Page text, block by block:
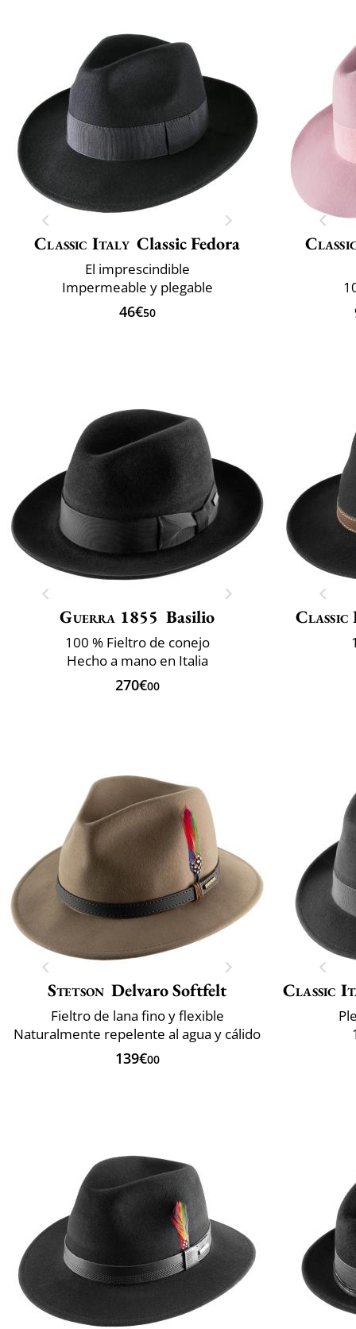
Consejos morfo
Classic Italy Classic Fedora
El imprescindible
Impermeable y plegable
46€50
Guerra 1855 Basilio
100 % Fieltro de conejo
Hecho a mano en Italia
270€00
Stetson Delvaro Softfelt
Fieltro de lana fino y flexible
Naturalmente repelente al agua y cálido
139€00
Classic